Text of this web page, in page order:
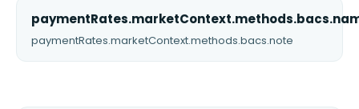
paymentRates.marketContext.methods.bacs.note